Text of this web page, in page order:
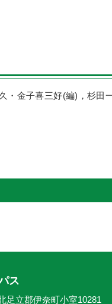
・金子喜三好(編)，杉田
ス
足立郡伊奈町小室10281